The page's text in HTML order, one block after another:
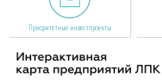
Приоритетные инвестпроекты